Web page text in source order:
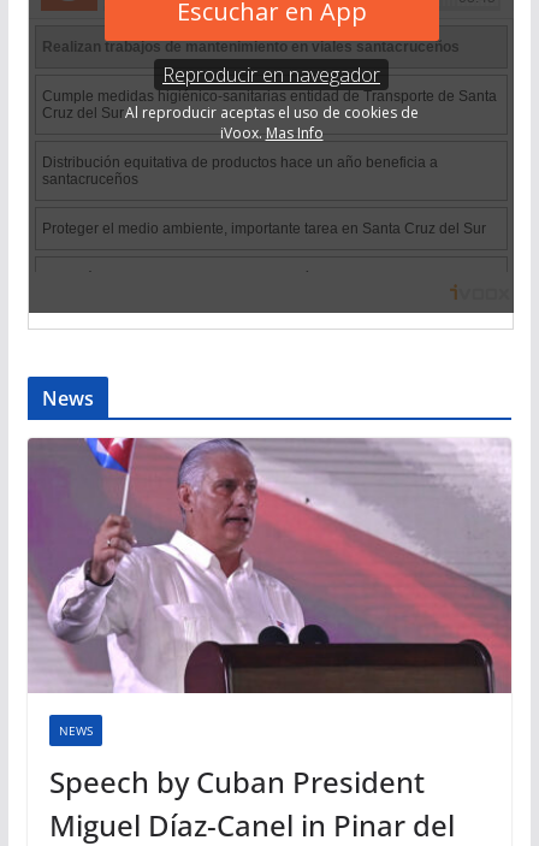
News
NEWS
Speech by Cuban President
Miguel Díaz-Canel in Pinar del